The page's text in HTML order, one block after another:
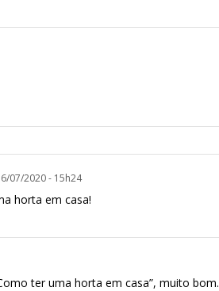
07/2020 - 15h24
horta em casa!
ter uma horta em casa”, muito bom.